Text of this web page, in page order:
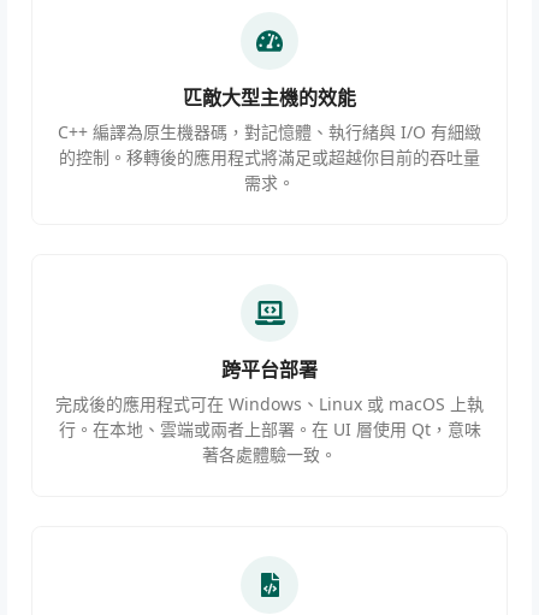
匹敵大型主機的效能
C++ 編譯為原生機器碼，對記憶體、執行緒與 I/O 有細緻
的控制。移轉後的應用程式將滿足或超越你目前的吞吐量
需求。
跨平台部署
完成後的應用程式可在 Windows、Linux 或 macOS 上執
行。在本地、雲端或兩者上部署。在 UI 層使用 Qt，意味
著各處體驗一致。